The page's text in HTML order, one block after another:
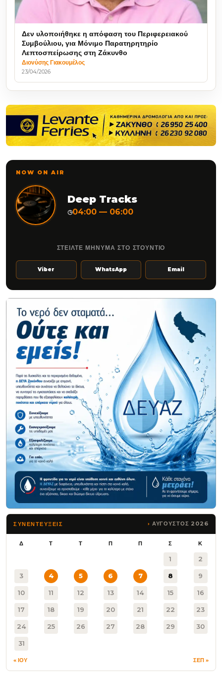
Δεν υλοποιήθηκε η απόφαση του Περιφερειακού
Συμβούλιου, για Μόνιμο Παρατηρητηρίο
Λεπτοσπείρωσης στη Ζάκυνθο
Διονύσης Γιακουμέλος
23/04/2026
NOW ON AIR
Deep Tracks
◷04:00 — 06:00
ΣΤΕΙΛΤΕ ΜΗΝΥΜΑ ΣΤΟ ΣΤΟΥΝΤΙΟ
Viber WhatsApp Email
ΣΥΝΕΝΤΕΥΞΕΙΣ ΑΥΓΟΥΣΤΟΣ 2026
Δ Τ Τ Π Π Σ Κ
1 2
3 4 5 6 7 8 9
10 11 12 13 14 15 16
17 18 19 20 21 22 23
24 25 26 27 28 29 30
31
« ΙΟΥ ΣΕΠ »